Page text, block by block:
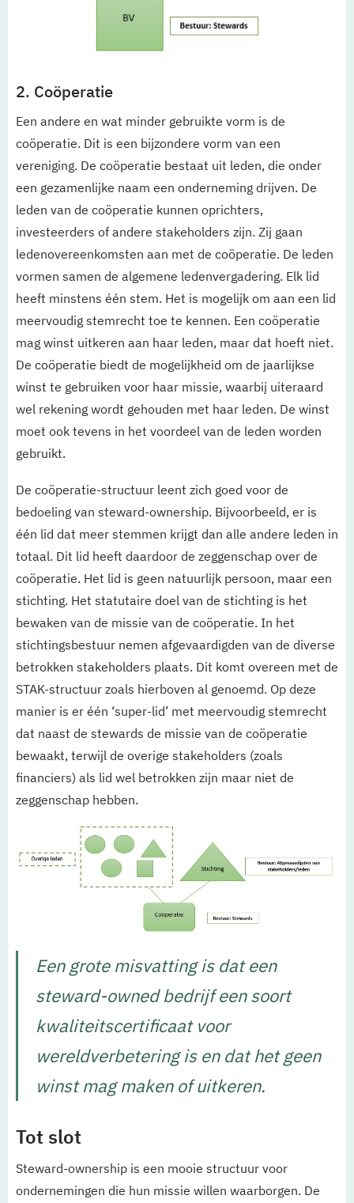
2. Coöperatie
Een andere en wat minder gebruikte vorm is de
coöperatie. Dit is een bijzondere vorm van een
vereniging. De coöperatie bestaat uit leden, die onder
een gezamenlijke naam een onderneming drijven. De
leden van de coöperatie kunnen oprichters,
investeerders of andere stakeholders zijn. Zij gaan
ledenovereenkomsten aan met de coöperatie. De leden
vormen samen de algemene ledenvergadering. Elk lid
heeft minstens één stem. Het is mogelijk om aan een lid
meervoudig stemrecht toe te kennen. Een coöperatie
mag winst uitkeren aan haar leden, maar dat hoeft niet.
De coöperatie biedt de mogelijkheid om de jaarlijkse
winst te gebruiken voor haar missie, waarbij uiteraard
wel rekening wordt gehouden met haar leden. De winst
moet ook tevens in het voordeel van de leden worden
gebruikt.
De coöperatie-structuur leent zich goed voor de
bedoeling van steward-ownership. Bijvoorbeeld, er is
één lid dat meer stemmen krijgt dan alle andere leden in
totaal. Dit lid heeft daardoor de zeggenschap over de
coöperatie. Het lid is geen natuurlijk persoon, maar een
stichting. Het statutaire doel van de stichting is het
bewaken van de missie van de coöperatie. In het
stichtingsbestuur nemen afgevaardigden van de diverse
betrokken stakeholders plaats. Dit komt overeen met de
STAK-structuur zoals hierboven al genoemd. Op deze
manier is er één ‘super-lid’ met meervoudig stemrecht
dat naast de stewards de missie van de coöperatie
bewaakt, terwijl de overige stakeholders (zoals
financiers) als lid wel betrokken zijn maar niet de
zeggenschap hebben.
Een grote misvatting is dat een
steward-owned bedrijf een soort
kwaliteitscertificaat voor
wereldverbetering is en dat het geen
winst mag maken of uitkeren.
Tot slot
Steward-ownership is een mooie structuur voor
ondernemingen die hun missie willen waarborgen. De